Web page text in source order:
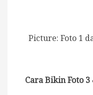
Picture: Foto 1
Cara Bikin Foto 3